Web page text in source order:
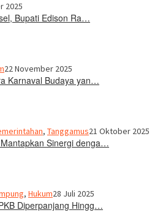
2025
Bupati Edison Ra…
22 November 2025
Karnaval Budaya yan…
, Tanggamus21 Oktober 2025
Sinergi denga…
, Hukum28 Juli 2025
Diperpanjang Hingg…